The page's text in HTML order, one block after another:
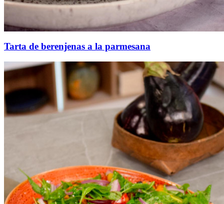
Tarta de berenjenas a la parmesana